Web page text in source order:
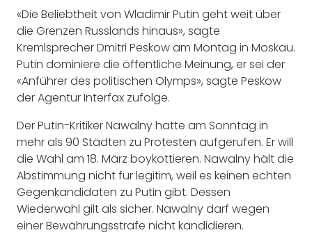
«Die Beliebtheit von Wladimir Putin geht weit über
die Grenzen Russlands hinaus», sagte
Kremlsprecher Dmitri Peskow am Montag in Moskau.
Putin dominiere die öffentliche Meinung, er sei der
«Anführer des politischen Olymps», sagte Peskow
der Agentur Interfax zufolge.
Der Putin-Kritiker Nawalny hatte am Sonntag in
mehr als 90 Städten zu Protesten aufgerufen. Er will
die Wahl am 18. März boykottieren. Nawalny hält die
Abstimmung nicht für legitim, weil es keinen echten
Gegenkandidaten zu Putin gibt. Dessen
Wiederwahl gilt als sicher. Nawalny darf wegen
einer Bewährungsstrafe nicht kandidieren.